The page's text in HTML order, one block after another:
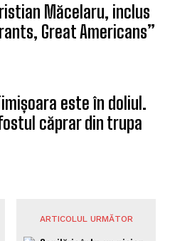
Măcelaru, inclus
Great Americans”
este în doliul.
căprar din trupa
ARTICOLUL URMĂTOR